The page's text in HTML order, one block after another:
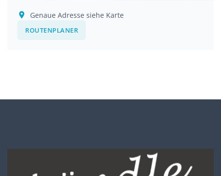
Genaue Adresse siehe Karte
ROUTENPLANER